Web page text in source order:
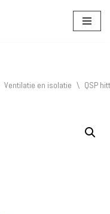
Ventilatie en isolatie \ QSP